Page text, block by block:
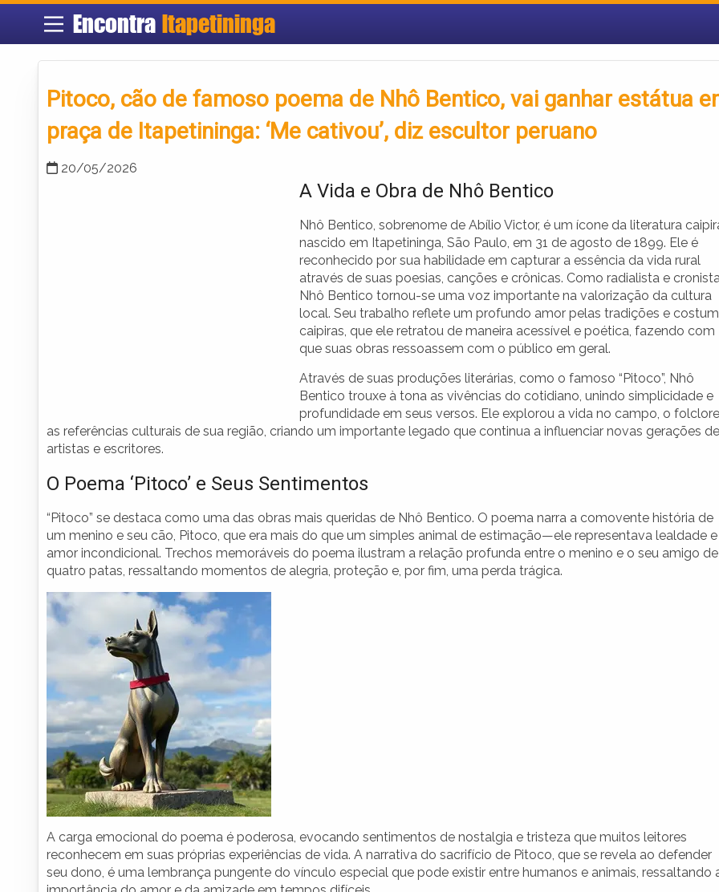
Encontra Itapetininga
Pitoco, cão de famoso poema de Nhô Bentico, vai ganhar estátua
praça de Itapetininga: ‘Me cativou’, diz escultor peruano
20/05/2026
A Vida e Obra de Nhô Bentico
Nhô Bentico, sobrenome de Abílio Victor, é um ícone da literatura
nascido em Itapetininga, São Paulo, em 31 de agosto de 1899. Ele é
reconhecido por sua habilidade em capturar a essência da vida rural
através de suas poesias, canções e crônicas. Como radialista e
Nhô Bentico tornou-se uma voz importante na valorização da cultura
local. Seu trabalho reflete um profundo amor pelas tradições e
caipiras, que ele retratou de maneira acessível e poética, fazendo com
que suas obras ressoassem com o público em geral.
Através de suas produções literárias, como o famoso “Pitoco”, Nhô
Bentico trouxe à tona as vivências do cotidiano, unindo simplicidade e
profundidade em seus versos. Ele explorou a vida no campo, o
as referências culturais de sua região, criando um importante legado que continua a influenciar novas gerações de
artistas e escritores.
O Poema ‘Pitoco’ e Seus Sentimentos
“Pitoco” se destaca como uma das obras mais queridas de Nhô Bentico. O poema narra a comovente história de
um menino e seu cão, Pitoco, que era mais do que um simples animal de estimação—ele representava lealdade e
amor incondicional. Trechos memoráveis do poema ilustram a relação profunda entre o menino e o seu amigo de
quatro patas, ressaltando momentos de alegria, proteção e, por fim, uma perda trágica.
A carga emocional do poema é poderosa, evocando sentimentos de nostalgia e tristeza que muitos leitores
reconhecem em suas próprias experiências de vida. A narrativa do sacrifício de Pitoco, que se revela ao defender
seu dono, é uma lembrança pungente do vínculo especial que pode existir entre humanos e animais, ressaltando